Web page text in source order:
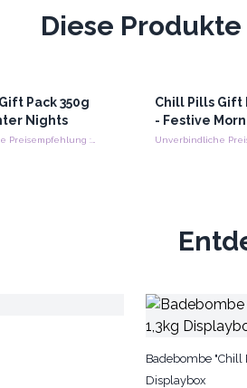
Diese
Pack 350g
Nights
Chill Pills Gift
- Festive
Badebombe "Chill
Displaybox